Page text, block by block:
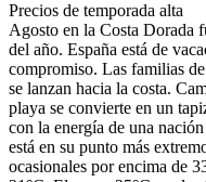
Precios de temporada alta
Agosto en la Costa Dorada
del año. España está de
compromiso. Las familias
se lanzan hacia la costa.
playa se convierte en un
con la energía de una
está en su punto más
ocasionales por encima de